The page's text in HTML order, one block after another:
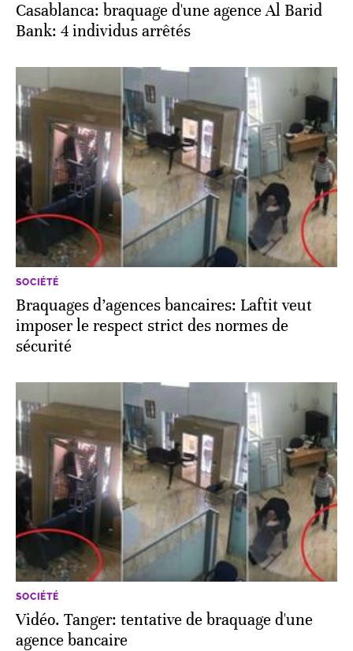
Casablanca: braquage d'une agence Al Barid
Bank: 4 individus arrêtés
SOCIÉTÉ
Braquages d’agences bancaires: Laftit veut
imposer le respect strict des normes de
sécurité
SOCIÉTÉ
Vidéo. Tanger: tentative de braquage d'une
agence bancaire